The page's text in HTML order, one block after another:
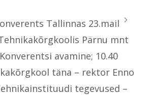
Tallinnas 23.mail
Pärnu mnt
avamine; 10.40
täna – rektor Enno
tegevused –